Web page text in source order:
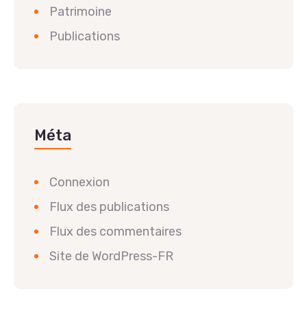
Patrimoine
Publications
Méta
Connexion
Flux des publications
Flux des commentaires
Site de WordPress-FR